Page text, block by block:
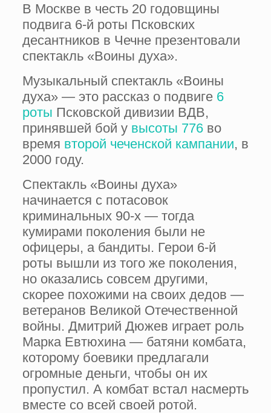
В Москве в честь 20 годовщины
подвига 6-й роты Псковских
десантников в Чечне презентовали
спектакль «Воины духа».
Музыкальный спектакль «Воины
духа» — это рассказ о подвиге 6
роты Псковской дивизии ВДВ,
принявшей бой у высоты 776во
время второй чеченской кампании, в
2000 году.
Спектакль «Воины духа»
начинается с потасовок
криминальных 90-х — тогда
кумирами поколения были не
офицеры, а бандиты. Герои 6-й
роты вышли из того же поколения,
но оказались совсем другими,
скорее похожими на своих дедов —
ветеранов Великой Отечественной
войны. Дмитрий Дюжев играет роль
Марка Евтюхина — батяни комбата,
которому боевики предлагали
огромные деньги, чтобы он их
пропустил. А комбат встал насмерть
вместе со всей своей ротой.